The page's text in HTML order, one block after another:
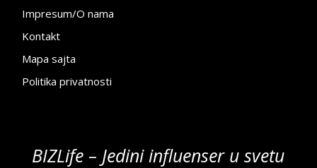
Impresum/O nama
Kontakt
Mapa sajta
Politika privatnosti
BIZLife – Jedini influenser u svetu